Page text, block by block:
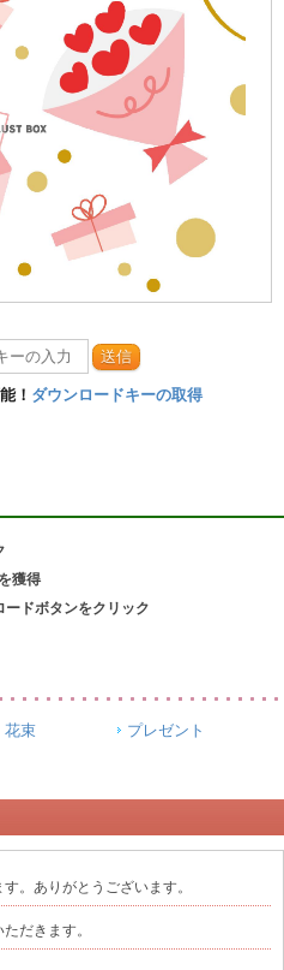
送信
！ ダウンロードキーの取得
獲得
ードボタンをクリック
花束
プレゼント
。ありがとうございます。
だきます。